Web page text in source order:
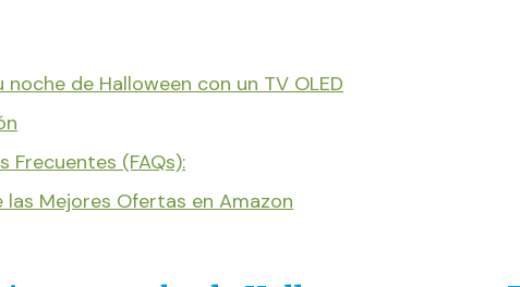
noche de Halloween con un TV OLED
Frecuentes (FAQs):
las Mejores Ofertas en Amazon